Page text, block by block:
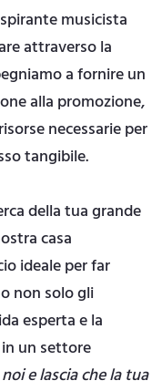
musicista
attraverso la
a fornire un
alla promozione,
necessarie per
tangibile.
della tua grande
casa
ideale per far
non solo gli
esperta e la
un settore
e lascia che la tua